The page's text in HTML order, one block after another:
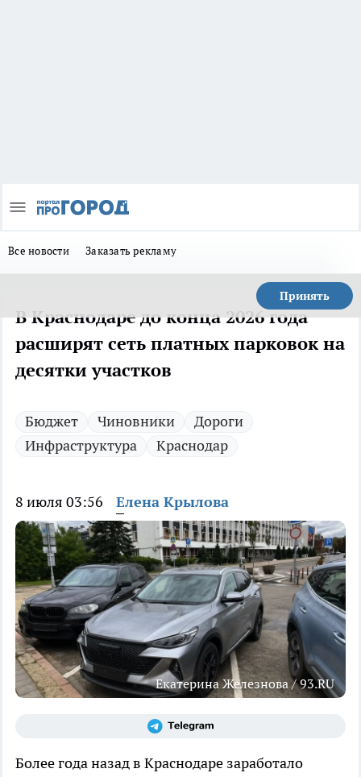
Все новости Заказать рекламу
Принять
В Краснодаре до конца 2026 года
расширят сеть платных парковок на
десятки участков
Бюджет Чиновники
Дороги
Инфраструктура
Краснодар
8 июля 03:56 Елена Крылова
Екатерина Железнова / 93.RU
Более года назад в Краснодаре заработало